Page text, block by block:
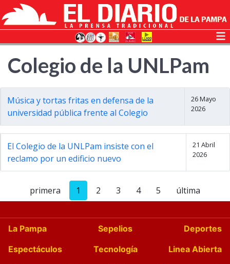
Colegio de la UNLPam
Música y tortas fritas en defensa de la
universidad pública frente al Colegio
26 Mayo
2026
El Colegio de la UNLPam insiste con el
reclamo por un edificio nuevo
21 Abril
2026
primera 1 2 3 4 5 última
La Pampa Sepelios
Deportes
Espectáculos
Tecnología
Linea Abierta